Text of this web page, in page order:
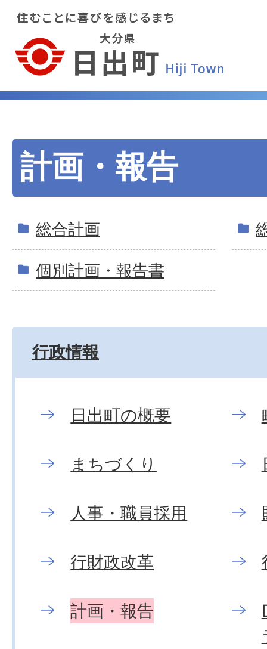
計画・報告
総合計画
個別計画・報告書
行政情報
日出町の概要
まちづくり
人事・職員採用
行財政改革
計画・報告